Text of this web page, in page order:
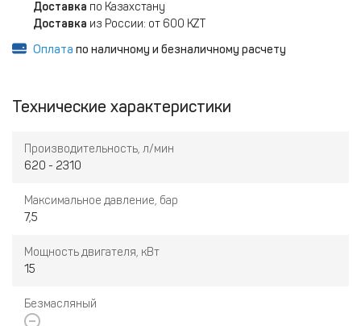
Доставка по Казахстану
Доставка из России: от 600 KZT
Оплата по наличному и безналичному расчету
Технические характеристики
Производительность, л/мин
620 - 2310
Максимальное давление, бар
7,5
Мощность двигателя, кВт
15
Безмасляный